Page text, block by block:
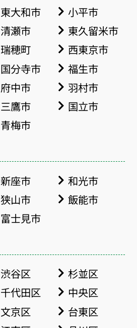
東大和市
小平市
清瀬市
東久留米市
瑞穂町
西東京市
国分寺市
福生市
府中市
羽村市
三鷹市
国立市
青梅市
新座市
和光市
狭山市
飯能市
富士見市
渋谷区
杉並区
千代田区
中央区
文京区
台東区